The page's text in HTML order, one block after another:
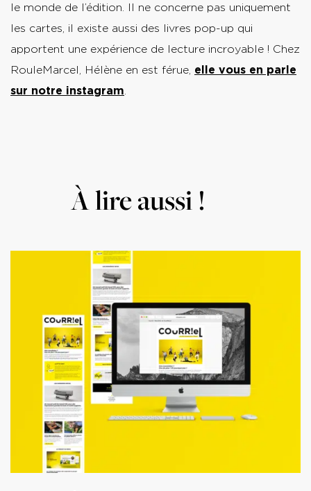
le monde de l’édition. Il ne concerne pas uniquement
les cartes, il existe aussi des livres pop-up qui
apportent une expérience de lecture incroyable ! Chez
RouleMarcel, Hélène en est férue, elle vous en parle
sur notre instagram.
À lire aussi !